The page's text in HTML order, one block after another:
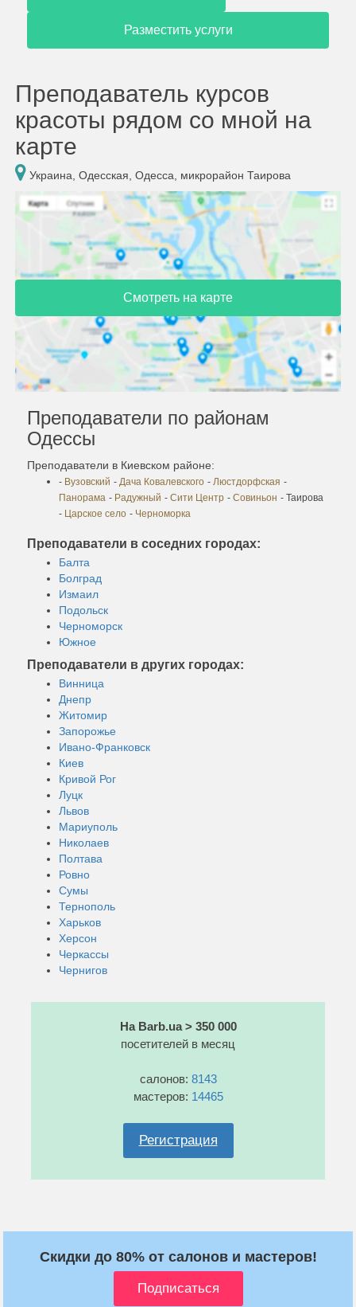
Разместить услуги
Преподаватель курсов
красоты рядом со мной на
карте
Украина, Одесская, Одесса, микрорайон Таирова
Смотреть на карте
Преподаватели по районам
Одессы
Преподаватели в Киевском районе:
- Вузовский - Дача Ковалевского - Люстдорфская -
Панорама - Радужный - Сити Центр - Совиньон - Таирова
- Царское село - Черноморка
Преподаватели в соседних городах:
Балта
Болград
Измаил
Подольск
Черноморск
Южное
Преподаватели в других городах:
Винница
Днепр
Житомир
Запорожье
Ивано-Франковск
Киев
Кривой Рог
Луцк
Львов
Мариуполь
Николаев
Полтава
Ровно
Сумы
Тернополь
Харьков
Херсон
Черкассы
Чернигов
На Barb.ua > 350 000
посетителей в месяц
салонов: 8143
мастеров: 14465
Регистрация
Скидки до 80% от салонов и мастеров!